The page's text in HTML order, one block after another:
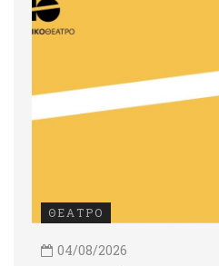
ΘΕΑΤΡΟ
04/08/2026